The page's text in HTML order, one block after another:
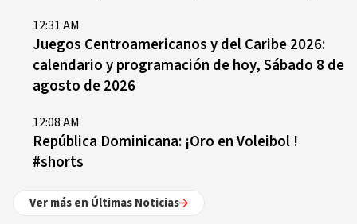
12:31 AM
Juegos Centroamericanos y del Caribe 2026:
calendario y programación de hoy, Sábado 8 de
agosto de 2026
12:08 AM
República Dominicana: ¡Oro en Voleibol !
#shorts
Ver más en Últimas Noticias